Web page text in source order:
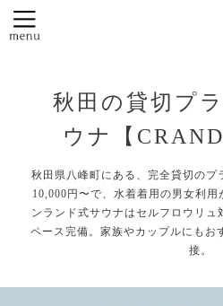
秋田の貸切プ
ウナ【
秋田県八峰町にある、完全貸切のプ
10,000円〜で、水着着用の男女利
ンランド式サウナはセルフロウリュ
ペース完備。家族やカップルにもお
接。